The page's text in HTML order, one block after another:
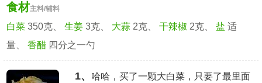
食材主料/辅料
白菜 350克、生姜 3克、 大蒜 2克、干辣椒 2克、盐 适
量、香醋 四分之一勺
1、
哈哈，买了一颗大白菜，只要了最里面